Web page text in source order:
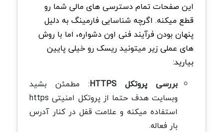
این صفحات تمام دسترسی های مالی شما رو
قطع میکنه. اگرچه شناسایی فارمینگ به دلیل
پنهان بودن فرآیند فنی اون دشواره، اما با روش
های عملی زیر میتونید ریسک رو خیلی پایین
بیارید:
بررسی پروتکل HTTPS
: مطمئن بشید
وبسایت هدف حتما از پروتکل امنیتی https
استفاده میکنه و علامت قفل در کنار آدرس
بار فعاله.